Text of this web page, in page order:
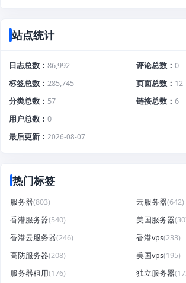
站点统计
日志总数 86,992 评论总数
0
标签总数
285,745 页面总数
12
分类总数
57 链接总数
6
用户总数
0
最后更新
2026-08-07
热门标签
服务器(803) 云服务器(642)
香港服务器(540) 美国服务器
香港云服务器(246) 香港vps(233)
高防服务器(208) 美国vps(195)
服务器租用(176) 独立服务器